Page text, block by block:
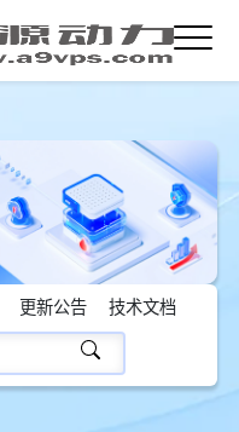
更新公告 技术文档